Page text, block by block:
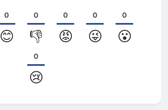
0
😊
0
👎
0
😡
0
😜
0
😮
0
😢